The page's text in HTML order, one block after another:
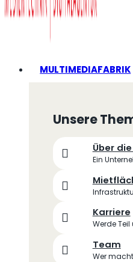
MULTIMEDIAFABRIK
Unsere
Über die
Ein
Karriere
Werde
Team
Wer